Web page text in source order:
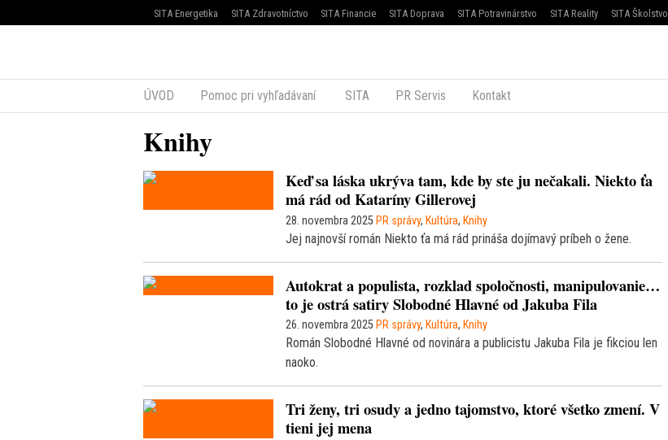
SITA Energetika SITA Zdravotníctvo SITA Financie SITA Doprava SITA Potravinárstvo SITA Reality SITA Školstvo
ÚVOD Pomoc pri vyhľadávaní SITA PR Servis Kontakt
Knihy
Keď sa láska ukrýva tam, kde by ste ju nečakali. Niekto ťa
má rád od Kataríny Gillerovej
28. novembra 2025 PR správy, Kultúra, Knihy
Jej najnovší román Niekto ťa má rád prináša dojímavý príbeh o žene.
Autokrat a populista, rozklad spoločnosti, manipulovanie…
to je ostrá satiry Slobodné Hlavné od Jakuba Fila
26. novembra 2025 PR správy, Kultúra, Knihy
Román Slobodné Hlavné od novinára a publicistu Jakuba Fila je fikciou len
naoko.
Tri ženy, tri osudy a jedno tajomstvo, ktoré všetko zmení. V
tieni jej mena